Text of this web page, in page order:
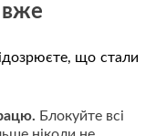
що стали
Блокуйте всі